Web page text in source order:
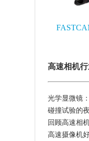
高速相机
光学显微镜
碰撞试验的
回顾高速相
高速摄像机